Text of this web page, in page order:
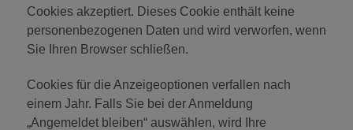
Cookies akzeptiert. Dieses Cookie enthält keine
personenbezogenen Daten und wird verworfen, wenn
Sie Ihren Browser schließen.
Cookies für die Anzeigeoptionen verfallen nach
einem Jahr. Falls Sie bei der Anmeldung
„Angemeldet bleiben“ auswählen, wird Ihre